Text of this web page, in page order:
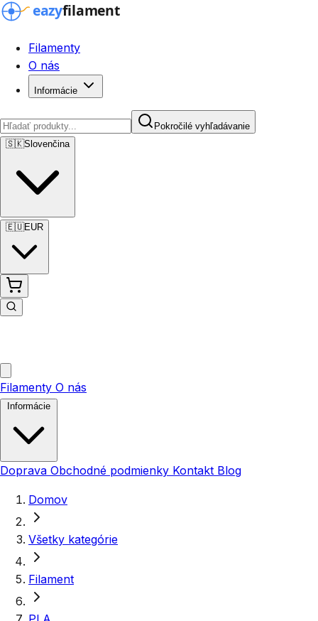
Filamenty
O nás
Informácie
Pokročilé vyhľadávanie
🇸🇰Slovenčina
🇪🇺EUR
Filamenty O nás
Doprava Obchodné podmienky Kontakt Blog
Domov
Všetky kategórie
Filament